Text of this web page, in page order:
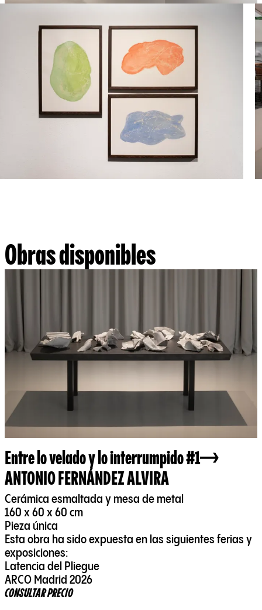
Obras disponibles
Entre lo velado y lo interrumpido #1
ANTONIO FERNÁNDEZ ALVIRA
Cerámica esmaltada y mesa de metal
160 x 60 x 60 cm
Pieza única
Esta obra ha sido expuesta en las siguientes ferias y
exposiciones:
Latencia del Pliegue
ARCO Madrid 2026
CONSULTAR PRECIO